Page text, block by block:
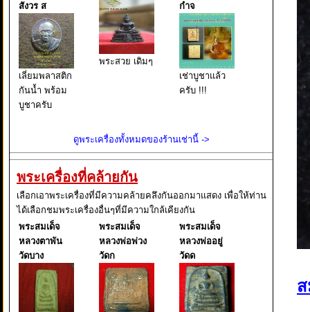
สังวร ส
เลี่ยมพลาสติก
กันน้ำ พร้อม
บูชาครับ
พระสวย เดิมๆ
กำจ
เช่าบูชาแล้ว
ครับ !!!
ดูพระเครื่องทั้งหมดของร้านเช่านี้ ->
พระเครื่องที่คล้ายกัน
เลือกเอาพระเครื่องที่มีความคล้ายคลึงกันออกมาแสดง เพื่อให้ท่าน
ได้เลือกชมพระเครื่องอื่นๆที่มีความใกล้เคียงกัน
พระสมเด็จ
หลวงตาพัน
วัดบาง
พระสมเด็จ
หลวงพ่อพ่วง
วัดก
พระสมเด็จ
หลวงพ่ออยู่
วัดด